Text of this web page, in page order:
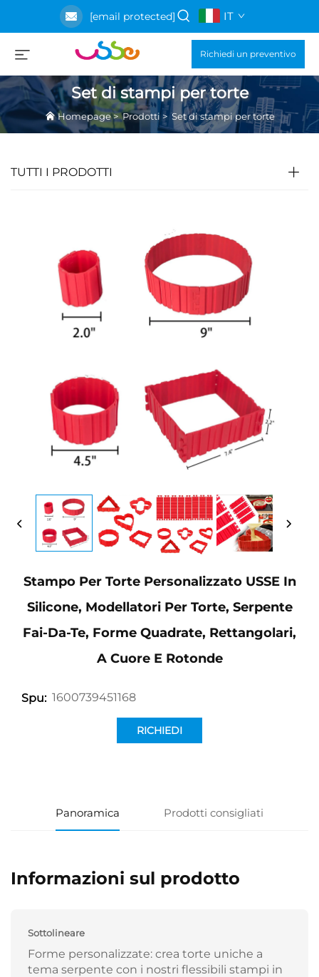
[email protected] IT
Richiedi un preventivo
Set di stampi per torte
Homepage>Prodotti >Set di stampi per torte
TUTTI I PRODOTTI
Stampo Per Torte Personalizzato USSE In
Silicone, Modellatori Per Torte, Serpente
Fai-Da-Te, Forme Quadrate, Rettangolari,
A Cuore E Rotonde
Spu: 1600739451168
RICHIEDI
Panoramica Prodotti consigliati
Informazioni sul prodotto
Sottolineare
Forme personalizzate: crea torte uniche a
tema serpente con i nostri flessibili stampi in